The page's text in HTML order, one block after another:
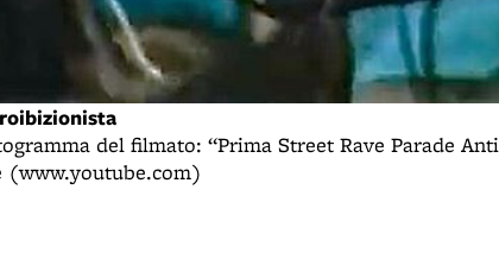
del filmato: “Prima Street Rave Parade
(www.youtube.com)